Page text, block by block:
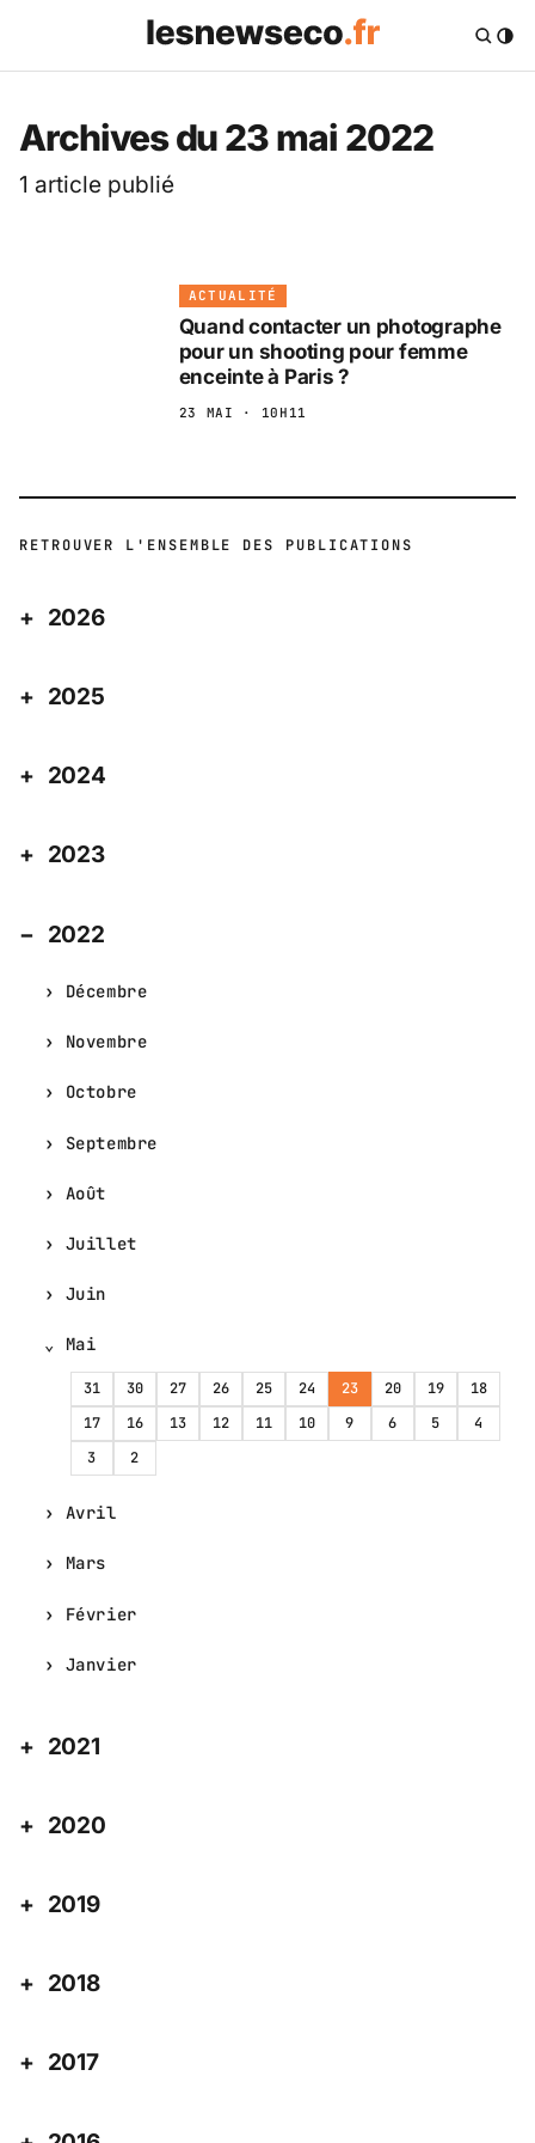
Les News Eco .fr —
Archives du 23 mai 2022
1 article publié
ACTUALITÉ
Quand contacter un photographe
pour un shooting pour femme
enceinte à Paris ?
23 MAI · 10H11
RETROUVER L'ENSEMBLE DES PUBLICATIONS
2026
2025
2024
2023
2022
Décembre
Novembre
Octobre
Septembre
Août
Juillet
Juin
Mai
31 30 27 26 25 24 23 20 19
18
17
16 13 12 11 10 9 6 5
4
3
2
Avril
Mars
Février
Janvier
2021
2020
2019
2018
2017